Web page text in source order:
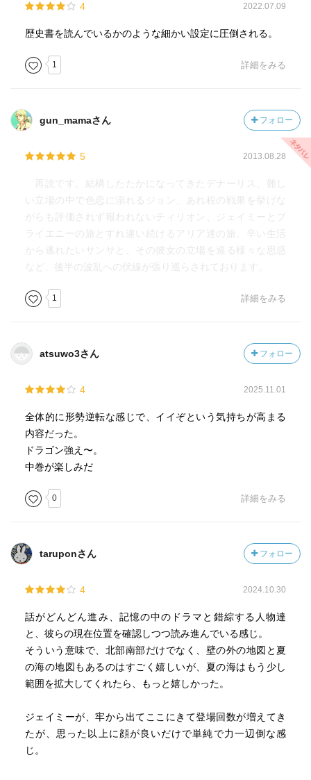
4 2022.07.09
歴史書を読んでいるかのような細かい設定に圧倒される。
1 詳細をみる
gun_mamaさん フォロー
5 2013.08.28
再読です。結構したたかになってきたデナーリス、難し
い立場の中で色恋に溺れるジョン、あれ程の戦果を挙げな
がらも評価されず報われないティリオン、ジェイミーとブ
ライエニーの旅とすれ違い続けるアリア達の旅、辛い生活
から逃れたいサンサと、その彼女の立場を巡る様々な思惑
など、後半の波乱への伏線が張り巡らされております。
1 詳細をみる
atsuwo3さん フォロー
4 2025.11.01
全体的に形勢逆転な感じで、イイぞという気持ちが高まる
内容だった。
ドラゴン強え〜。
中巻が楽しみだ
0 詳細をみる
taruponさん フォロー
4 2024.10.30
話がどんどん進み、記憶の中のドラマと錯綜する人物達
と、彼らの現在位置を確認しつつ読み進んでいる感じ。
そういう意味で、北部南部だけでなく、壁の外の地図と夏
の海の地図もあるのはすごく嬉しいが、夏の海はもう少し
範囲を拡大してくれたら、もっと嬉しかった。
ジェイミーが、牢から出てここにきて登場回数が増えてき
たが、思った以上に顔が良いだけで単純で力一辺倒な感
じ。